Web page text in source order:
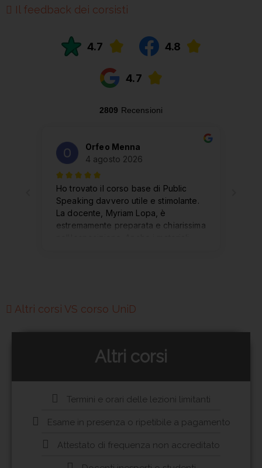
Il feedback dei corsisti
Altri corsi VS corso UniD
Altri corsi
Termini e orari delle lezioni limitanti
Esame in presenza o ripetibile a pagamento
Attestato di frequenza non accreditato